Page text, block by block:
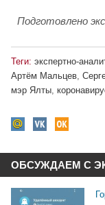
Подготовлено
Теги: экспертно-
Артём Мальцев,
мэр Ялты,
ОБСУЖДАЕМ С